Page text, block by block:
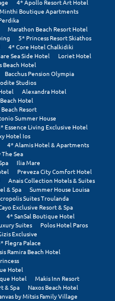
4* Apollo Resort Art Hotel
Minthi Boutique Apartments
Marathon Beach Resort Hotel
5* Princess Resort Skiathos
4* Core Hotel Chalkidiki
Sea Side Hotel
Loriet Hotel
Beach Hotel
Bacchus Pension Olympia
Studios
Alexandra Hotel
Hotel
Resort
Summer House
Essence Living Exclusive Hotel
Hotel Ios
4* Alamis Hotel & Apartments
Sea
Ilia Mare
Preveza City Comfort Hotel
Anais Collection Hotels & Suites
& Spa
Summer House Louisa
Suites Troulanda
Exclusive Resort & Spa
4* SanSal Boutique Hotel
Suites
Polos Hotel Paros
Exclusive
Flegra Palace
Ramira Beach Hotel
Hotel
Hotel
Makis Inn Resort
& Spa
Naxos Beach Hotel
by Mitsis Family Village